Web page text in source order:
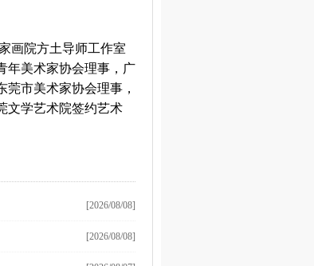
画院方土导师工作室
年美术家协会理事，广
市美术家协会理事，
文学艺术院签约艺术
[2026/08/08]
[2026/08/08]